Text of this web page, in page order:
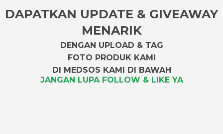
DAPATKAN UPDATE & GIVEAWAY
MENARIK
DENGAN UPLOAD & TAG
FOTO PRODUK KAMI
DI MEDSOS KAMI DI BAWAH
JANGAN LUPA FOLLOW & LIKE YA